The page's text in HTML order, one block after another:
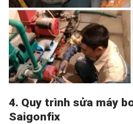
4. Quy trình sửa máy
Saigonfix